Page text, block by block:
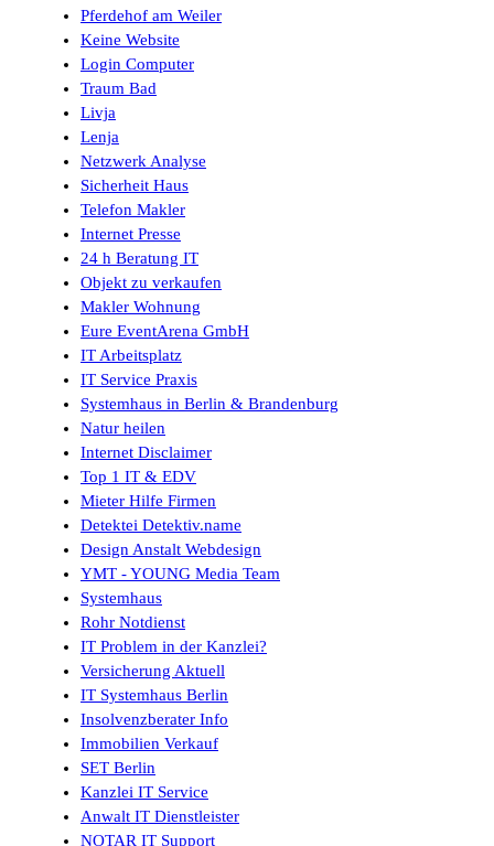
Pferdehof am Weiler
Keine Website
Login Computer
Traum Bad
Livja
Lenja
Netzwerk Analyse
Sicherheit Haus
Telefon Makler
Internet Presse
24 h Beratung IT
Objekt zu verkaufen
Makler Wohnung
Eure EventArena GmbH
IT Arbeitsplatz
IT Service Praxis
Systemhaus in Berlin & Brandenburg
Natur heilen
Internet Disclaimer
Top 1 IT & EDV
Mieter Hilfe Firmen
Detektei Detektiv.name
Design Anstalt Webdesign
YMT - YOUNG Media Team
Systemhaus
Rohr Notdienst
IT Problem in der Kanzlei?
Versicherung Aktuell
IT Systemhaus Berlin
Insolvenzberater Info
Immobilien Verkauf
SET Berlin
Kanzlei IT Service
Anwalt IT Dienstleister
NOTAR IT Support